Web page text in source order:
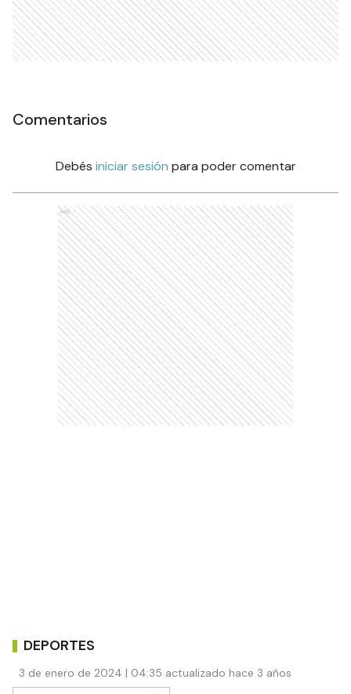
Comentarios
Debés iniciar sesión para poder comentar
Ads
DEPORTES
3 de enero de 2024 | 04:35 actualizado hace 3 años